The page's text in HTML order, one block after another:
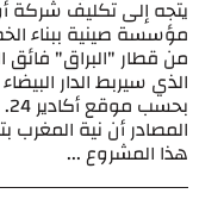
يتجه إلى تكليف شركة
مؤسسة صينية ببناء
من قطار "البراق" فائق
الذي سيربط الدار
المصادر أن نية المغرب
هذا المشروع ...